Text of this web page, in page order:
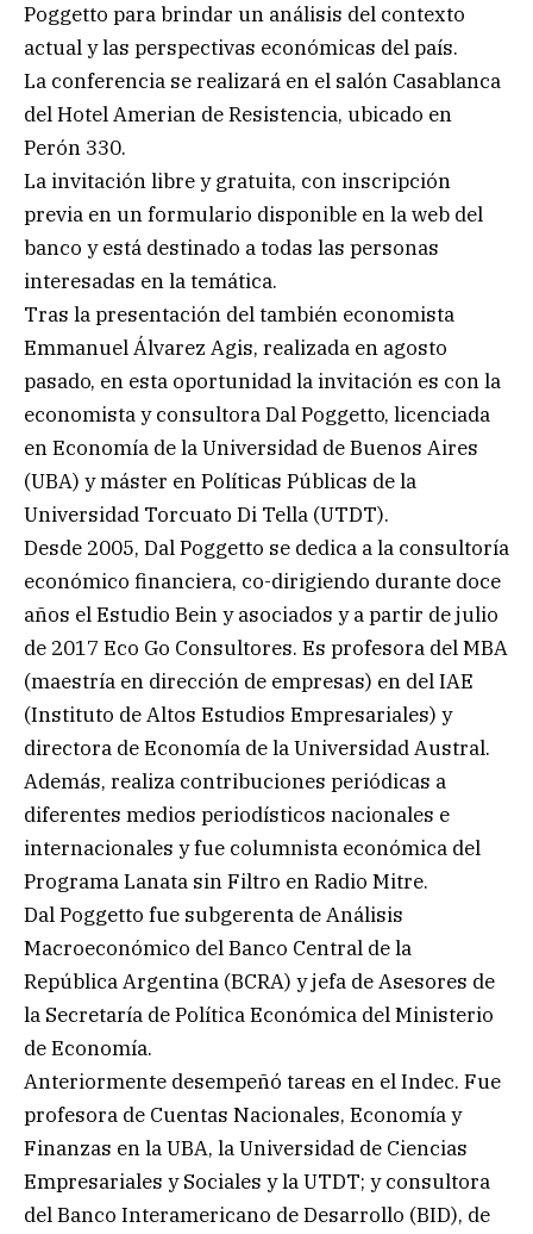
Poggetto para brindar un análisis del contexto
actual y las perspectivas económicas del país.
La conferencia se realizará en el salón Casablanca
del Hotel Amerian de Resistencia, ubicado en
Perón 330.
La invitación libre y gratuita, con inscripción
previa en un formulario disponible en la web del
banco y está destinado a todas las personas
interesadas en la temática.
Tras la presentación del también economista
Emmanuel Álvarez Agis, realizada en agosto
pasado, en esta oportunidad la invitación es con la
economista y consultora Dal Poggetto, licenciada
en Economía de la Universidad de Buenos Aires
(UBA) y máster en Políticas Públicas de la
Universidad Torcuato Di Tella (UTDT).
Desde 2005, Dal Poggetto se dedica a la consultoría
económico financiera, co-dirigiendo durante doce
años el Estudio Bein y asociados y a partir de julio
de 2017 Eco Go Consultores. Es profesora del MBA
(maestría en dirección de empresas) en del IAE
(Instituto de Altos Estudios Empresariales) y
directora de Economía de la Universidad Austral.
Además, realiza contribuciones periódicas a
diferentes medios periodísticos nacionales e
internacionales y fue columnista económica del
Programa Lanata sin Filtro en Radio Mitre.
Dal Poggetto fue subgerenta de Análisis
Macroeconómico del Banco Central de la
República Argentina (BCRA) y jefa de Asesores de
la Secretaría de Política Económica del Ministerio
de Economía.
Anteriormente desempeñó tareas en el Indec. Fue
profesora de Cuentas Nacionales, Economía y
Finanzas en la UBA, la Universidad de Ciencias
Empresariales y Sociales y la UTDT; y consultora
del Banco Interamericano de Desarrollo (BID), de